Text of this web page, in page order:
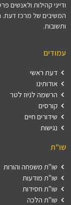
ודייני קהילות ולאנשים
המשיבים של מרכז
ותשובות.
עמודים
דעת ראשי
אודותינו
הרשמה לניוז לטר
קורסים
שידורים חיים
נגישות
שו"ת
שו"ת משפחה והורות
שו"ת מודעות
שו"ת חסידות
שו"ת הלכה